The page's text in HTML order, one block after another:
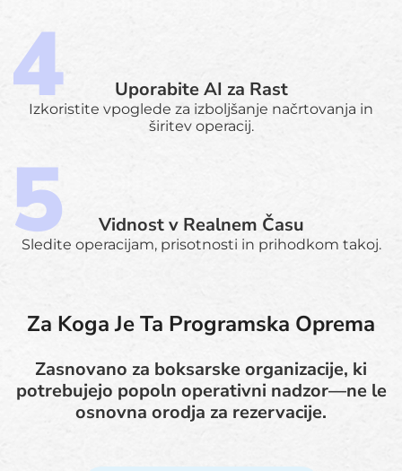
Uporabite AI za Rast
Izkoristite vpoglede za izboljšanje načrtovanja in
širitev operacij.
Vidnost v Realnem Času
Sledite operacijam, prisotnosti in prihodkom takoj.
Za Koga Je Ta Programska Oprema
Zasnovano za boksarske organizacije, ki
potrebujejo popoln operativni nadzor—ne le
osnovna orodja za rezervacije.